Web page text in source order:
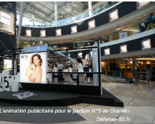
L'animation publicitaire pour le parfum N°5 de Chanel -
Défense-92.fr
L'animation publicitaire pour le parfum N°5 de Chanel -
Défense-92.fr